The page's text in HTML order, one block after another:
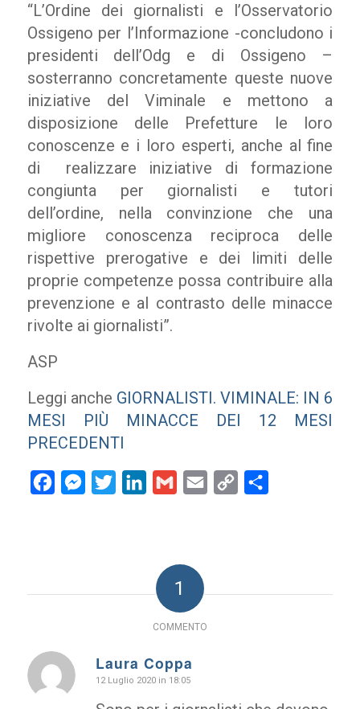
“L’Ordine dei giornalisti e l’Osservatorio
Ossigeno per l’Informazione -concludono i
presidenti dell’Odg e di Ossigeno –
sosterranno concretamente queste nuove
iniziative del Viminale e mettono a
disposizione delle Prefetture le loro
conoscenze e i loro esperti, anche al fine
di realizzare iniziative di formazione
congiunta per giornalisti e tutori
dell’ordine, nella convinzione che una
migliore conoscenza reciproca delle
rispettive prerogative e dei limiti delle
proprie competenze possa contribuire alla
prevenzione e al contrasto delle minacce
rivolte ai giornalisti”.
ASP
Leggi anche GIORNALISTI. VIMINALE: IN 6
MESI PIÙ MINACCE DEI 12 MESI
PRECEDENTI
FacebookMessenger
Twitter LinkedInGmail Email
Copy
1
COMMENTO
Laura Coppa
dice:
12 Luglio 2020 in 18:05